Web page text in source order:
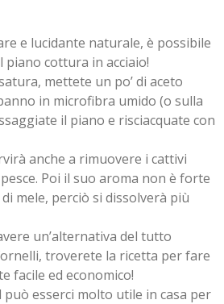
e lucidante naturale, è possibile
cottura in acciaio!
mettete un po’ di aceto
in microfibra umido (o sulla
il piano e risciacquate con
anche a rimuovere i cattivi
Poi il suo aroma non è forte
mele, perciò si dissolverà più
un’alternativa del tutto
troverete la ricetta per fare
facile ed economico!
può esserci molto utile in casa per